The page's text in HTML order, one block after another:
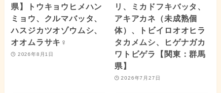
県】トウキョウヒメハン
ミョウ、クルマバッタ、
ハスジカツオゾウムシ、
オオムラサキ♀
2026年8月1日
リ、ミカドフキバッタ、
アキアカネ（未成熟個
体）、トビイロオオヒラ
タカメムシ、ヒゲナガカ
ワトビゲラ【関東：群馬
県】
2026年7月27日